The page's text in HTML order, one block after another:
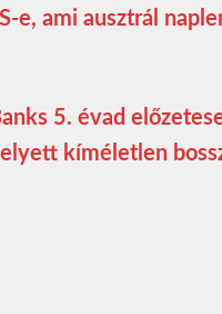
e, ami ausztrál
5. évad
kíméletlen